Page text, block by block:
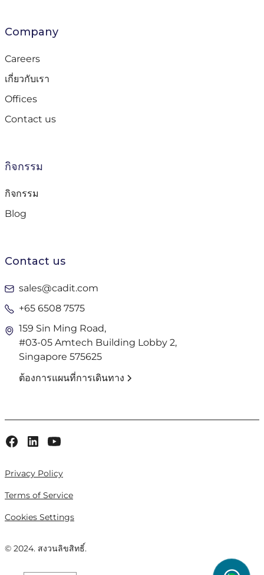
Company
Careers
เกี่ยวกับเรา
Offices
Contact us
กิจกรรม
กิจกรรม
Blog
Contact us
sales@cadit.com
+65 6508 7575
159 Sin Ming Road,
#03-05 Amtech Building Lobby 2,
Singapore 575625
ต้องการแผนที่การเดินทาง
© 2024. สงวนลิขสิทธิ์.
Privacy Policy
Terms of Service
Cookies Settings